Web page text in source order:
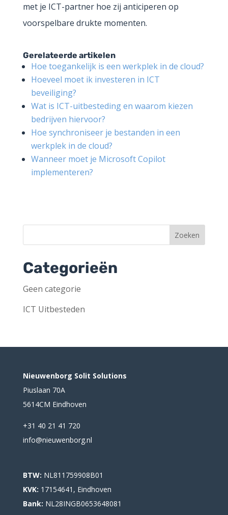
met je ICT-partner hoe zij anticiperen op
voorspelbare drukte momenten.
Gerelateerde artikelen
Hoe toegankelijk is een werkplek in de cloud?
Hoeveel moet ik investeren in ICT
beveiliging?
Wat is ICT-uitbesteding en waarom kiezen
bedrijven hiervoor?
Hoe synchroniseer je bestanden in een
werkplek in de cloud?
Wanneer moet je Microsoft Copilot
implementeren?
Categorieën
Geen categorie
ICT Uitbesteden
Nieuwenborg Solit Solutions
Piuslaan 70A
5614CM Eindhoven
+31 40 21 41 720
info@nieuwenborg.nl
BTW: NL811759908B01
KVK: 17154641, Eindhoven
Bank: NL28INGB0653648081